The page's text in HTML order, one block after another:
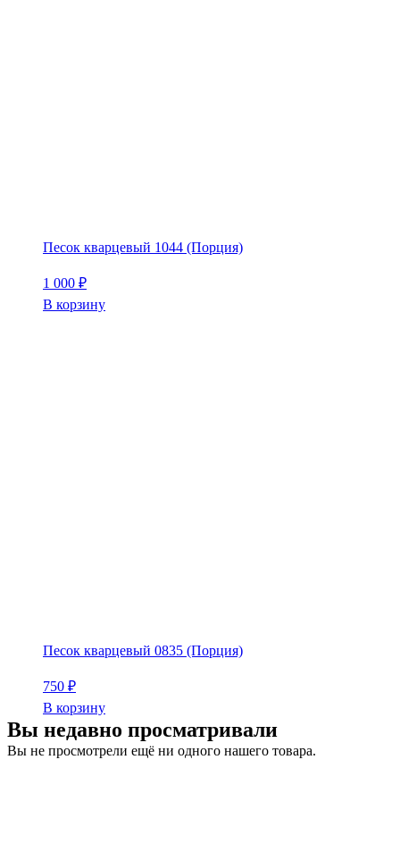
Песок кварцевый 1044 (Порция)
1 000 ₽
В корзину
Песок кварцевый 0835 (Порция)
750 ₽
В корзину
Вы недавно просматривали
Вы не просмотрели ещё ни одного нашего товара.